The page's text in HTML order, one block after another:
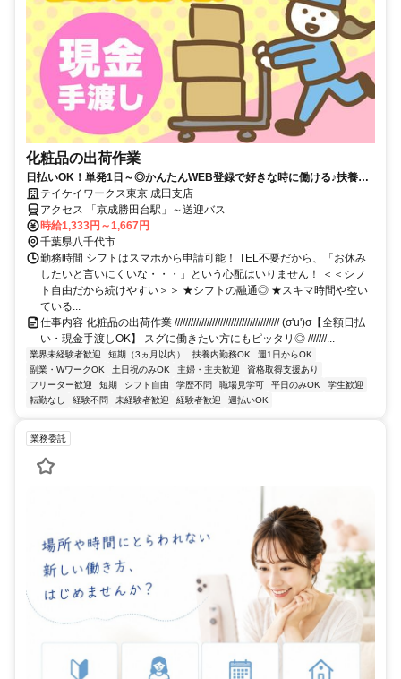
化粧品の出荷作業
日払いOK！単発1日～◎かんたんWEB登録で好きな時に働ける♪扶養内
やWワークにも♪
テイケイワークス東京 成田支店
アクセス 「京成勝田台駅」～送迎バス
時給1,333円～1,667円
千葉県八千代市
勤務時間 シフトはスマホから申請可能！ TEL不要だから、「お休み
したいと言いにくいな・・・」という心配はいりません！ ＜＜シフ
ト自由だから続けやすい＞＞ ★シフトの融通◎ ★スキマ時間や空い
ている...
仕事内容 化粧品の出荷作業 /////////////////////////////////////// (σ'u')σ【全額日払
い・現金手渡しOK】 スグに働きたい方にもピッタリ◎ ///////...
業界未経験者歓迎 短期（3ヵ月以内） 扶養内勤務OK
週1日からOK
副業・WワークOK
土日祝のみOK 主婦・主夫歓迎
資格取得支援あり
フリーター歓迎
短期 シフト自由 学歴不問 職場見学可 平日のみOK
学生歓迎
転勤なし
経験不問 未経験者歓迎 経験者歓迎 週払いOK
業務委託